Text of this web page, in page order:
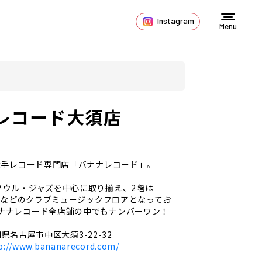
Instagram
Menu
コード大須店
レコード専門店「バナナレコード」。
ル・ジャズを中心に取り揃え、2階は
どのクラブミュージックフロアとなってお
ナレコード全店舗の中でもナンバーワン！
名古屋市中区大須3-22-32
www.bananarecord.com/